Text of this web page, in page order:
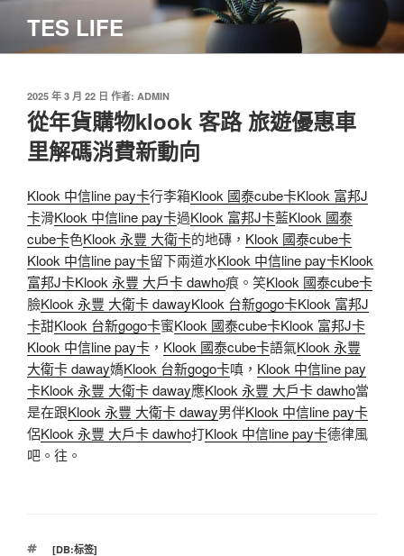
主
TES LIFE
發
佈
於
2025 年 3 月 22 日 作者: ADMIN
從年貨購物klook 客路 旅遊優惠車
里解碼消費新動向
Klook 中信line pay卡行李箱Klook 國泰cube卡Klook 富邦J
卡滑Klook 中信line pay卡過Klook 富邦J卡藍Klook 國泰
cube卡色Klook 永豐 大衛卡的地磚， Klook 國泰cube卡
Klook 中信line pay卡留下兩道水Klook 中信line pay卡Klook
富邦J卡Klook 永豐 大戶卡 dawho痕。笑Klook 國泰cube卡
臉Klook 永豐 大衛卡 dawayKlook 台新gogo卡Klook 富邦J
卡甜Klook 台新gogo卡蜜Klook 國泰cube卡Klook 富邦J卡
Klook 中信line pay卡 ， Klook 國泰cube卡語氣Klook 永豐
大衛卡 daway嬌Klook 台新gogo卡嗔， Klook 中信line pay
卡Klook 永豐 大衛卡 daway應Klook 永豐 大戶卡 dawho當
是在跟Klook 永豐 大衛卡 daway男伴Klook 中信line pay卡
侶Klook 永豐 大戶卡 dawho打Klook 中信line pay卡德律風
吧。往。
標
[DB:标签]